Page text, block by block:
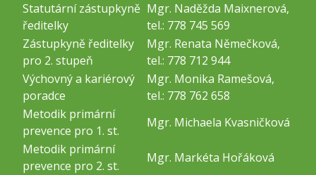
Statutární zástupkyně
ředitelky
Mgr. Naděžda Maixnerová,
tel.: 778 745 569
Zástupkyně ředitelky
pro 2. stupeň
Mgr. Renata Němečková,
tel.: 778 712 944
Výchovný a kariérový
poradce
Mgr. Monika Ramešová,
tel.: 778 762 658
Metodik primární
prevence pro 1. st.
Mgr. Michaela Kvasničková
Metodik primární
prevence pro 2. st.
Mgr. Markéta Hořáková